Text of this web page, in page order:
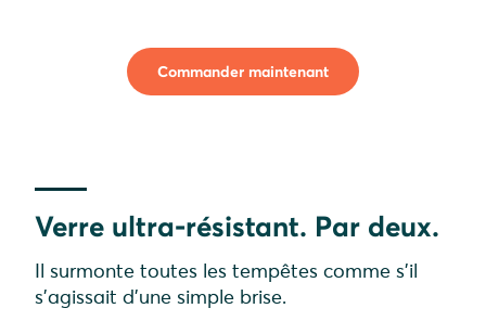
Commander maintenant
Verre ultra-résistant. Par deux.
Il surmonte toutes les tempêtes comme s'il
s'agissait d'une simple brise.